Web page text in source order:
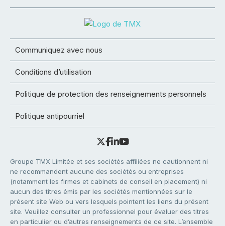
Communiquez avec nous
Conditions d’utilisation
Politique de protection des renseignements personnels
Politique antipourriel
Groupe TMX Limitée et ses sociétés affiliées ne cautionnent ni
ne recommandent aucune des sociétés ou entreprises
(notamment les firmes et cabinets de conseil en placement) ni
aucun des titres émis par les sociétés mentionnées sur le
présent site Web ou vers lesquels pointent les liens du présent
site. Veuillez consulter un professionnel pour évaluer des titres
en particulier ou d’autres renseignements de ce site. L’ensemble